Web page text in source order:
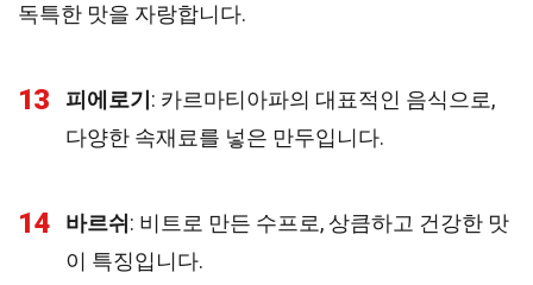
독특한 맛을 자랑합니다.
13 피에로기 : 카르마티아파의 대표적인 음식으로,
다양한 속재료를 넣은 만두입니다.
14 바르쉬 : 비트로 만든 수프로, 상큼하고 건강한 맛
이 특징입니다.